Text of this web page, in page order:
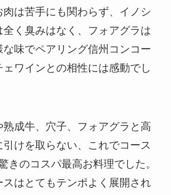
は苦手にも関わらず、イノシ
全く臭みはなく、フォアグラは
味でペアリング信州コンコー
ェワインとの相性には感動でし
成牛、穴子、フォアグラと高
けを取らない、これでコース
きのコスパ最高お料理でした。
はとてもテンポよく展開され